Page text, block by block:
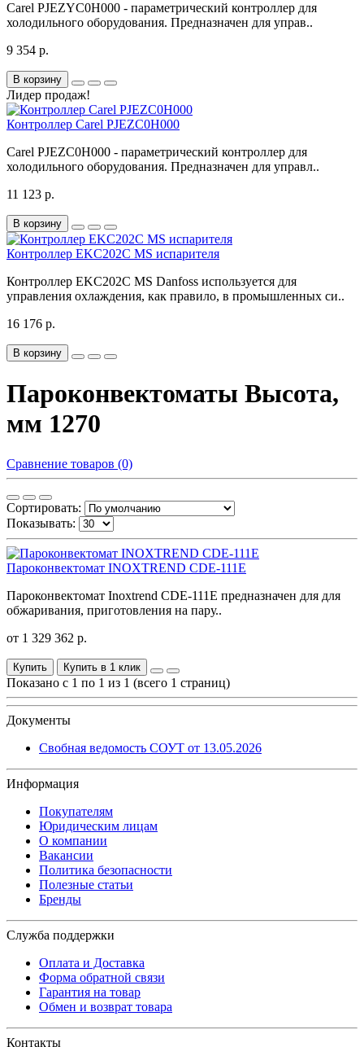
Carel PJEZYC0H000 - параметрический контроллер для
холодильного оборудования. Предназначен для управ..
9 354 р.
В корзину
Лидер продаж!
Контроллер Carel PJEZC0H000
Carel PJEZC0H000 - параметрический контроллер для
холодильного оборудования. Предназначен для управл..
11 123 р.
В корзину
Контроллер EKC202C MS испарителя
Контроллер EKC202C MS Danfoss используется для
управления охлаждения, как правило, в промышленных си..
16 176 р.
В корзину
Пароконвектоматы Высота,
мм 1270
Сравнение товаров (0)
Сортировать:
Показывать:
Пароконвектомат INOXTREND CDE-111E
Пароконвектомат Inoxtrend CDE-111E предназначен для для
обжаривания, приготовления на пару..
от 1 329 362 р.
Купить Купить в 1 клик
Показано с 1 по 1 из 1 (всего 1 страниц)
Документы
Свобная ведомость СОУТ от 13.05.2026
Информация
Покупателям
Юридическим лицам
О компании
Вакансии
Политика безопасности
Полезные статьи
Бренды
Служба поддержки
Оплата и Доставка
Форма обратной связи
Гарантия на товар
Обмен и возврат товара
Контакты